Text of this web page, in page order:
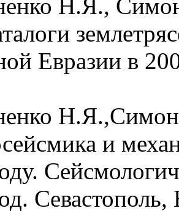
Н.Я.,
Евразии в
и